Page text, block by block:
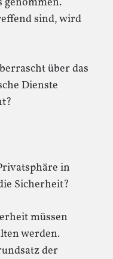
sind, wird
über das
Dienste
in
Sicherheit?
müssen
werden.
der